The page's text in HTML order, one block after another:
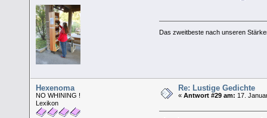
Das zweitbeste nach unseren
Hexenoma
NO WHINING !
Lexikon
Re: Lustige Gedichte
«Antwort #29 am: 17.